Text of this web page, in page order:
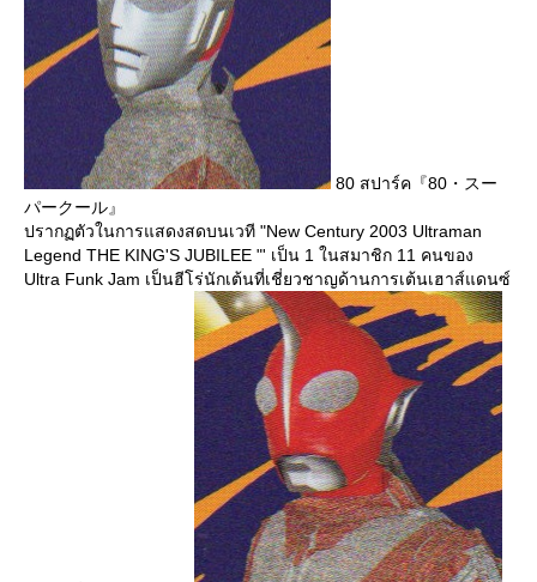
80 สปาร์ค『80・スー
パークール』
ปรากฏตัวในการแสดงสดบนเวที "New Century 2003 Ultraman
Legend THE KING'S JUBILEE "' เป็น 1 ในสมาชิก 11 คนของ
Ultra Funk Jam เป็นฮีโร่นักเต้นที่เชี่ยวชาญด้านการเต้นเฮาส์แดนซ์